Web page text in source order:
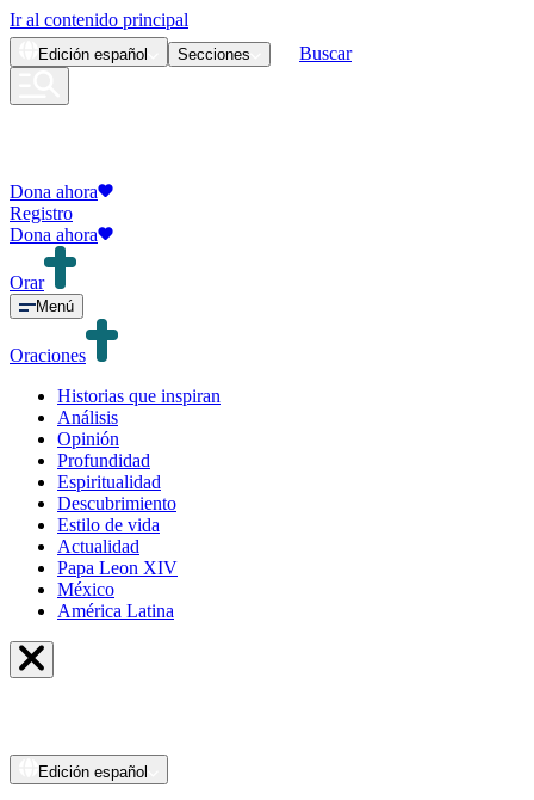
Ir al contenido principal
Edición español Secciones Buscar
Dona ahora
Registro
Dona ahora
Orar
Menú
Oraciones
Historias que inspiran
Análisis
Opinión
Profundidad
Espiritualidad
Descubrimiento
Estilo de vida
Actualidad
Papa Leon XIV
México
América Latina
Edición español